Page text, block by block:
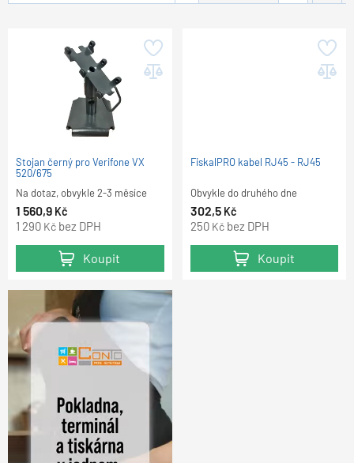
Stojan černý pro Verifone VX
520/675
Na dotaz, obvykle 2-3 měsíce
1 560,9 Kč
1 290 Kč bez DPH
Koupit
FiskalPRO kabel RJ45 - RJ45
Obvykle do druhého dne
302,5 Kč
250 Kč bez DPH
Koupit